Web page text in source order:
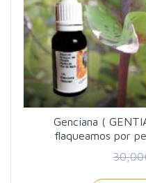
Genciana (
flaqueamos por
30,00